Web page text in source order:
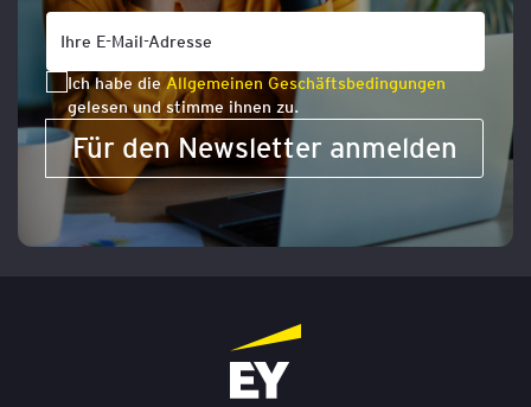
Ich habe dieAllgemeinen Geschäftsbedingungen
gelesen und stimme ihnen zu.
Für den Newsletter anmelden